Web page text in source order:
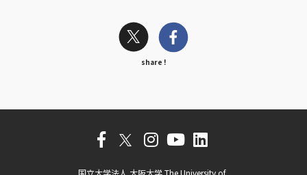
share !
国立大学法人 大阪大学 The University of